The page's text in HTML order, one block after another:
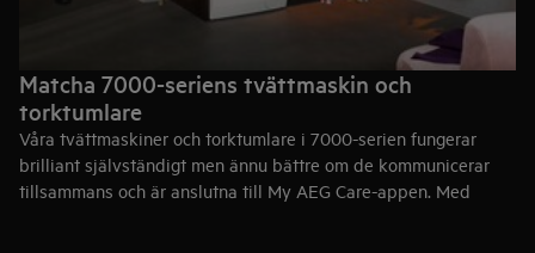
Matcha 7000-seriens tvättmaskin och
torktumlare
Våra tvättmaskiner och torktumlare i 7000-serien fungerar
brilliant självständigt men ännu bättre om de kommunicerar
tillsammans och är anslutna till My AEG Care-appen. Med